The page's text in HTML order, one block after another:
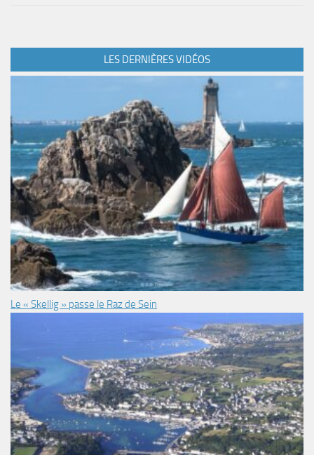
LES DERNIÈRES VIDÉOS
Le « Skellig » passe le Raz de Sein